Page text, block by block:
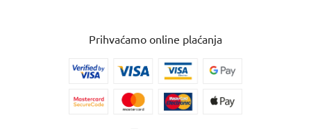
Prihvaćamo online plaćanja